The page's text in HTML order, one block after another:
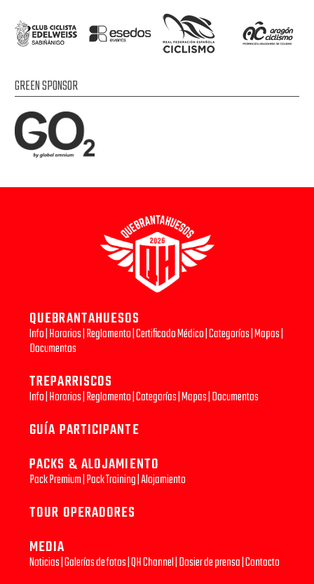
GREEN SPONSOR
QUEBRANTAHUESOS
Info|Horarios|Reglamento|Certificado Médico|Categorías|Mapas|
Documentos
TREPARRISCOS
Info|Horarios|Reglamento|Categorías|Mapas|Documentos
GUÍA PARTICIPANTE
PACKS & ALOJAMIENTO
Pack Premium|Pack Training|Alojamiento
TOUR OPERADORES
MEDIA
Noticias|Galerías de fotos|QH Channel|Dosier de prensa|Contacto